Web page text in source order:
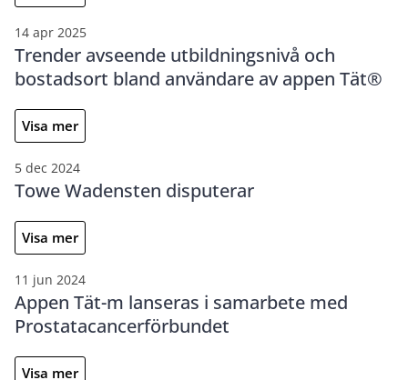
14 apr 2025
Trender avseende utbildningsnivå och
bostadsort bland användare av appen Tät®
Visa mer
5 dec 2024
Towe Wadensten disputerar
Visa mer
11 jun 2024
Appen Tät-m lanseras i samarbete med
Prostatacancerförbundet
Visa mer